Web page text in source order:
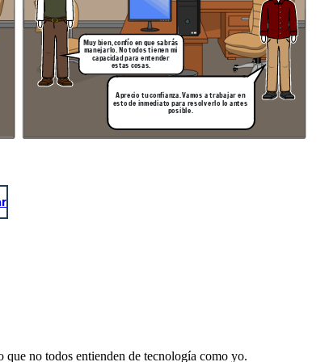
Aprecio tu confianza. Vamos a trabajar en
esto de inmediato para resolverlo lo antes
posible.
Muy bien, confío en que sabrás
manejarlo. No todos tienen mi
capacidad para entender
estas cosas.
no todos entienden de tecnología como yo.